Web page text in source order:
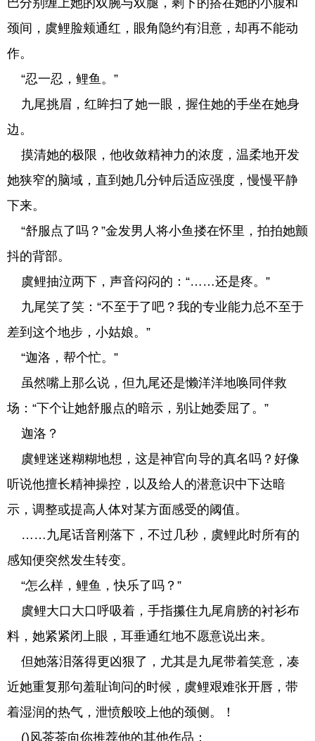
巴分别缠上她的双腕与双腿，剩下的搭在她的小腹和
颈间，虞鲤脸颊通红，眼角隐约有泪意，却再不能动
作。
“忍一忍，鲤鱼。”
九尾挑眉，红眸扫了她一眼，握住她的手坐在她身
边。
摸清她的极限，他收敛精神力的浓度，温柔地开发
她狭窄的脑域，直到她几分钟后适应强度，慢慢平静
下来。
“舒服点了吗？”金发男人将小鱼搂在怀里，拍拍她颤
抖的背部。
虞鲤抽泣两下，声音闷闷的：“……还是疼。”
九尾笑了笑：“不至于了吧？我的专业能力总不至于
差到这个地步，小姑娘。”
“迦洛，帮个忙。”
虽然嘴上那么说，但九尾还是懒洋洋地唤同伴救
场：“下个让她舒服点的暗示，别让她委屈了。”
迦洛？
虞鲤迷迷糊糊地想，这是神官向导的真名吗？好像
听说他擅长精神操控，以及给人的潜意识中下达暗
示，调整或提高人体对某方面感受的阈值。
……九尾话音刚落下，不过几秒，虞鲤此时所有的
感知便突然发生转变。
“怎么样，鲤鱼，快乐了吗？”
虞鲤大口大口呼吸着，手指攥住九尾肩膀的衬衫布
料，她紧紧闭上眼，耳垂通红地不愿意说出来。
但她落泪落得更凶狠了，尤其是九尾带着笑意，凑
近她重复那句羞耻询问的时候，虞鲤艰难张开唇，带
着湿润的热气，泄愤般咬上他的颈侧。！
()风茶茶向你推荐他的其他作品：